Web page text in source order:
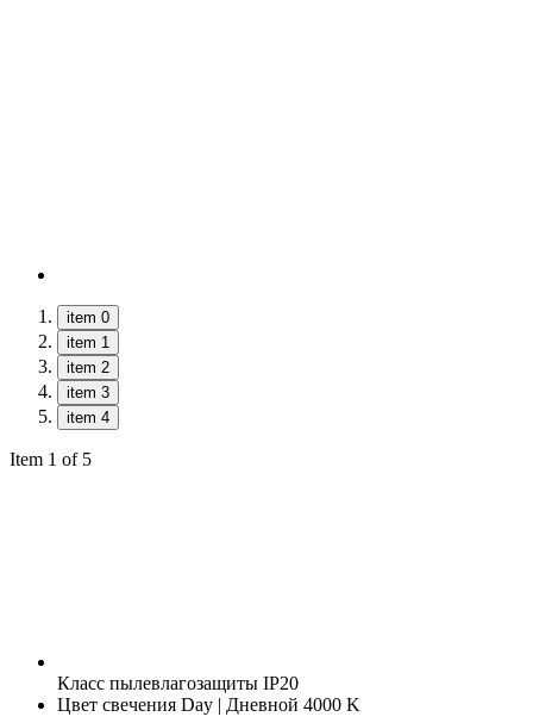
item 0
item 1
item 2
item 3
item 4
Item 1 of 5
Класс пылевлагозащиты IP20
Цвет свечения Day | Дневной 4000 K